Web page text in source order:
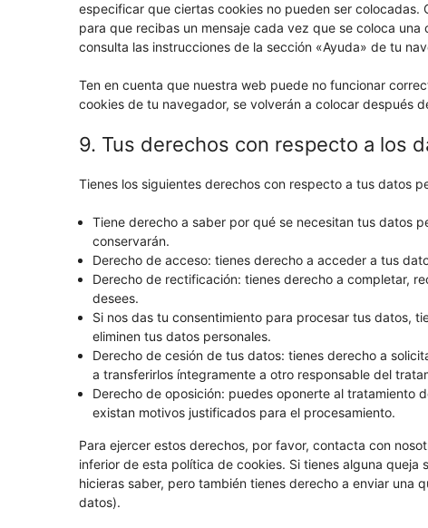
especificar que ciertas cookies no pueden ser
para que recibas un mensaje cada vez que se coloca
consulta las instrucciones de la sección «Ayuda» de tu
Ten en cuenta que nuestra web puede no funcionar
cookies de tu navegador, se volverán a colocar después
9. Tus derechos con respecto a los
Tienes los siguientes derechos con respecto a tus datos
Tiene derecho a saber por qué se necesitan tus datos
conservarán.
Derecho de acceso: tienes derecho a acceder a tus
Derecho de rectificación: tienes derecho a completar,
desees.
Si nos das tu consentimiento para procesar tus datos,
eliminen tus datos personales.
Derecho de cesión de tus datos: tienes derecho a
a transferirlos íntegramente a otro responsable del
Derecho de oposición: puedes oponerte al tratamiento
existan motivos justificados para el procesamiento.
Para ejercer estos derechos, por favor, contacta con
inferior de esta política de cookies. Si tienes alguna
hicieras saber, pero también tienes derecho a enviar
datos).